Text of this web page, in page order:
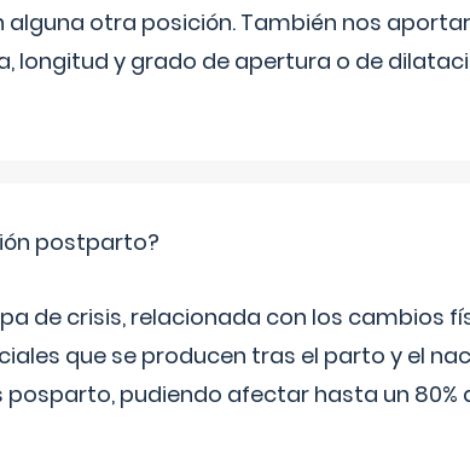
alguna otra posición. También nos
longitud y grado de apertura o de
postparto?
de crisis, relacionada con los cambios
que se producen tras el parto y el
pudiendo afectar hasta un 80%